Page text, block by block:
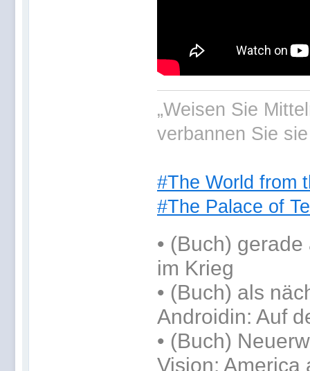
„Weisen Sie
verbannen Sie
#The World from
#The Palace of
• (Buch) gerade
im Krieg
• (Buch) als
Androidin: Auf
• (Buch)
Vision: America